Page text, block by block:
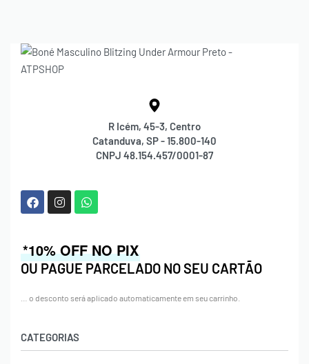
R Icém, 45-3, Centro
Catanduva, SP - 15.800-140
CNPJ 48.154.457/0001-87
CATEGORIAS
*10% OFF NO PIX
OU PAGUE PARCELADO NO SEU CARTÃO
… o desconto será aplicado automaticamente em seu carrinho.